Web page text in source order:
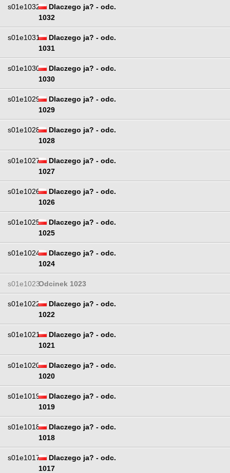
s01e1032
Dlaczego ja? - odc.
1032
s01e1031
Dlaczego ja? - odc.
1031
s01e1030
Dlaczego ja? - odc.
1030
s01e1029
Dlaczego ja? - odc.
1029
s01e1028
Dlaczego ja? - odc.
1028
s01e1027
Dlaczego ja? - odc.
1027
s01e1026
Dlaczego ja? - odc.
1026
s01e1025
Dlaczego ja? - odc.
1025
s01e1024
Dlaczego ja? - odc.
1024
s01e1023Odcinek 1023
s01e1022
Dlaczego ja? - odc.
1022
s01e1021
Dlaczego ja? - odc.
1021
s01e1020
Dlaczego ja? - odc.
1020
s01e1019
Dlaczego ja? - odc.
1019
s01e1018
Dlaczego ja? - odc.
1018
s01e1017
Dlaczego ja? - odc.
1017